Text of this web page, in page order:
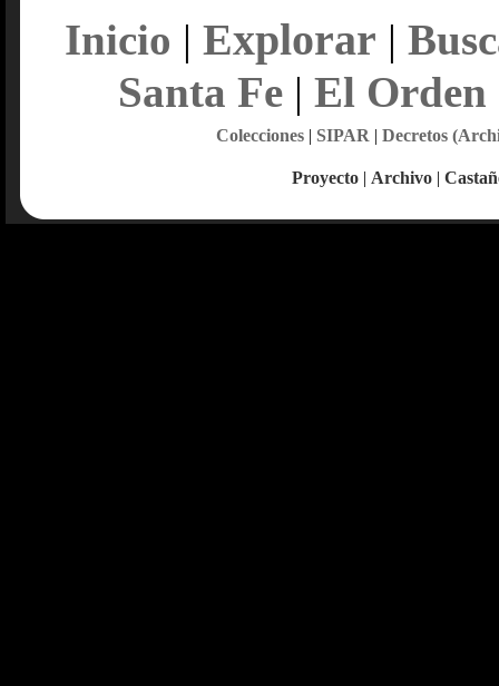
Inicio | Explorar |
Santa Fe| El Orden
Colecciones| SIPAR | Decretos
Proyecto | Archivo |